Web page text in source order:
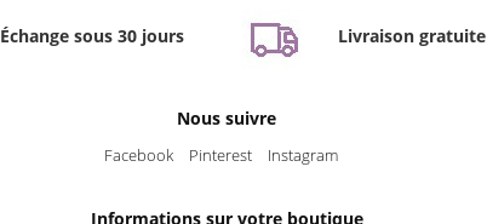
Échange sous 30 jours Livraison gratuite
Nous suivre
Facebook Pinterest Instagram
Informations sur votre boutique